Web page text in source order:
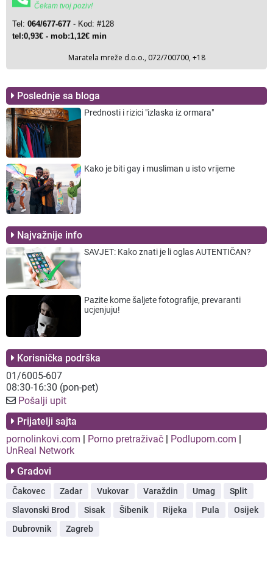
Poslednje sa bloga
Prednosti i rizici "izlaska iz ormara"
Kako je biti gay i musliman u isto vrijeme
Najvažnije info
SAVJET: Kako znati je li oglas AUTENTIČAN?
Pazite kome šaljete fotografije, prevaranti
ucjenjuju!
Korisnička podrška
01/6005-607
08:30-16:30 (pon-pet)
Pošalji upit
Prijatelji sajta
pornolinkovi.com
Porno pretraživač Podlupom.com
UnReal Network
Gradovi
Čakovec Zadar Vukovar Varaždin Umag
Split
Slavonski Brod
Sisak Šibenik Rijeka Pula
Osijek
Dubrovnik
Zagreb